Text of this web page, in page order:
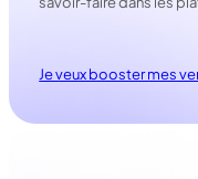
Je veux booster mes